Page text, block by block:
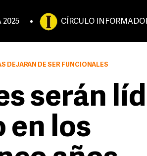
2025 CÍRCULO
DEJARÁN DE SER FUNCIONALES
serán
en los